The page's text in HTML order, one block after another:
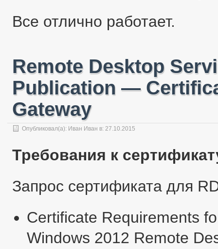
Все отлично работает.
Remote Desktop
Publication —
Gateway
Опубликовал(а): Иван Иван в: 27.10.2015
Требования к
Запрос сертификата для
Certificate Requirements
Windows 2012 Remote